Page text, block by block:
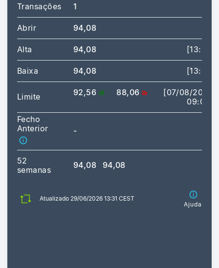
Transações 1
Abrir 94,08
Alta 94,08 [13:31]
Baixa 94,08 [13:31]
Limite 92,56 88,06
[07/08/2026
09:00]
Fecho
Anterior
-
52
semanas
94,08 94,08
Atualizado 29/06/2026 13:31 CEST
Ajuda